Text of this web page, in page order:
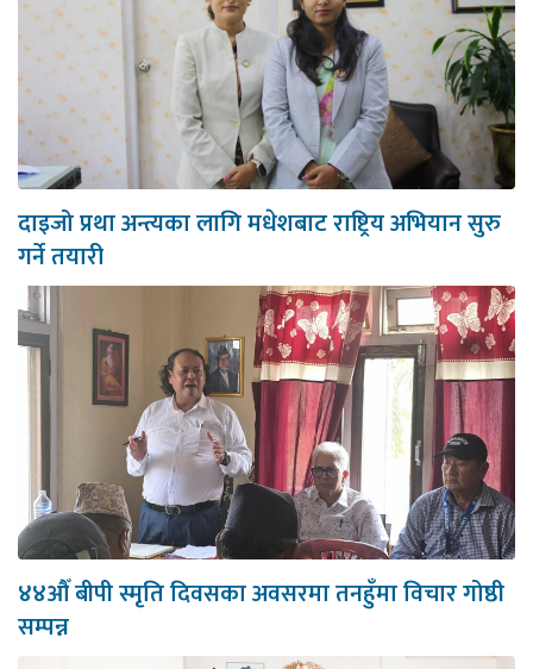
दाइजो प्रथा अन्त्यका लागि मधेशबाट राष्ट्रिय अभियान सुरु
गर्ने तयारी
४४औँ बीपी स्मृति दिवसका अवसरमा तनहुँमा विचार गोष्ठी
सम्पन्न